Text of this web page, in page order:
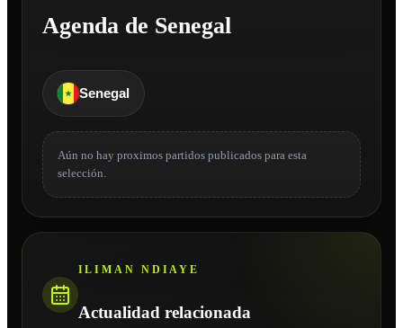
Agenda de Senegal
Senegal
Aún no hay proximos partidos publicados para esta
selección.
ILIMAN NDIAYE
Actualidad relacionada